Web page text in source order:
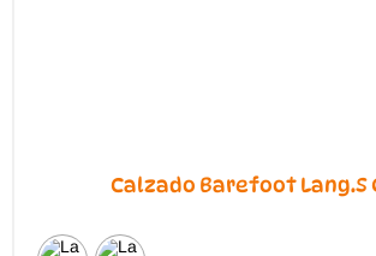
Calzado Barefoot Lang.S